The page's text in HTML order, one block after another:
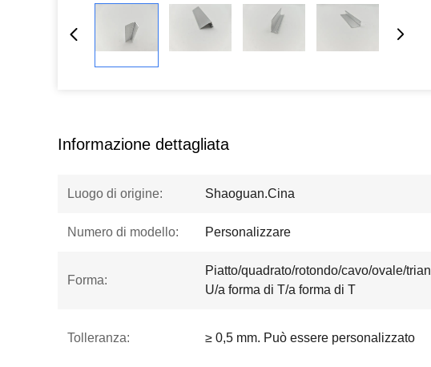
Informazione dettagliata
Luogo di origine: Shaoguan.Cina
Numero di modello: Personalizzare
Forma:
Piatto/quadrato/rotondo/cavo/ovale/
U/a forma di T/a forma di T
Tolleranza: ≥ 0,5 mm. Può essere personalizzato